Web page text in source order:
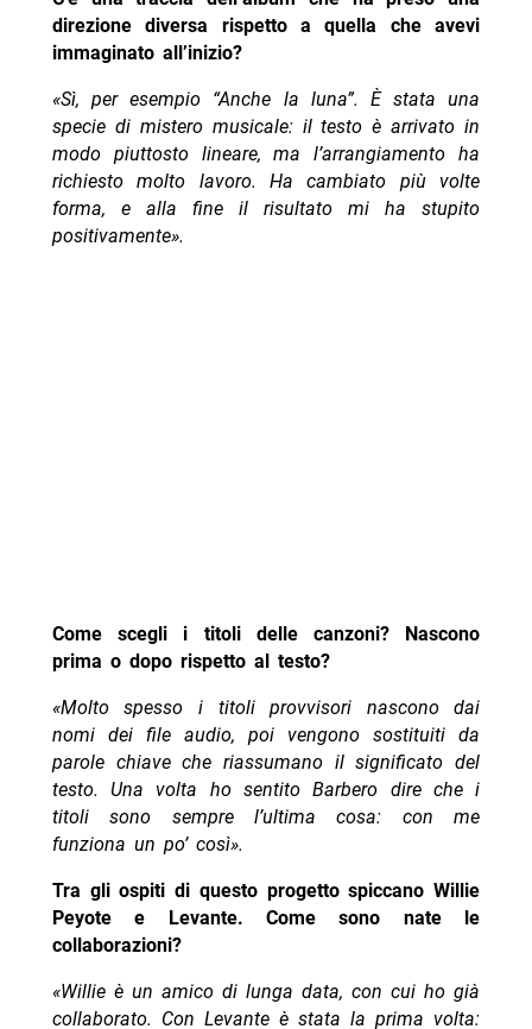
direzione diversa rispetto a quella che avevi
immaginato all’inizio?
«Sì, per esempio “Anche la luna”. È stata una
specie di mistero musicale: il testo è arrivato in
modo piuttosto lineare, ma l’arrangiamento ha
richiesto molto lavoro. Ha cambiato più volte
forma, e alla fine il risultato mi ha stupito
positivamente».
Come scegli i titoli delle canzoni? Nascono
prima o dopo rispetto al testo?
«Molto spesso i titoli provvisori nascono dai
nomi dei file audio, poi vengono sostituiti da
parole chiave che riassumano il significato del
testo. Una volta ho sentito Barbero dire che i
titoli sono sempre l’ultima cosa: con me
funziona un po’ così».
Tra gli ospiti di questo progetto spiccano Willie
Peyote e Levante. Come sono nate le
collaborazioni?
«Willie è un amico di lunga data, con cui ho già
collaborato. Con Levante è stata la prima volta: